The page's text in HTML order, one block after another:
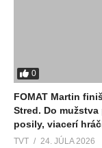
0
FOMAT Martin
Stred. Do
posily, viacerí
TVT 24. JÚLA 2026